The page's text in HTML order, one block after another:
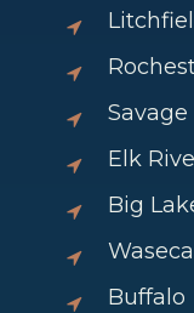
Savage
Elk
Big
Waseca
Buffalo